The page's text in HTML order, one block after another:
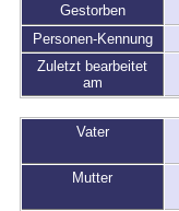
Gestorben
Personen-Kennung
Zuletzt bearbeitet
am
Vater
Mutter